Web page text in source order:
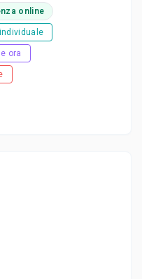
online
ora